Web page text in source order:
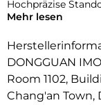
Hochpräzise
Kombination mit
Herzfrequenz-
Kindes jederzeit
Mehr lesen
DONGGUAN
Room 1102,
Chang'an Town,